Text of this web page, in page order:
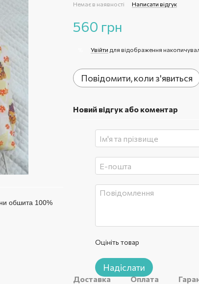
обшита 100%
Немає в наявності Написати відгук
560 грн
Увійти для відображення
Повідомити, коли з'явиться
Новий відгук або коментар
Оцініть товар
Надіслати
Доставка Оплата